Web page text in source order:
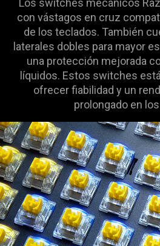
Los switches mecánicos
con vástagos en cruz
de los teclados. También
laterales dobles para mayor
una protección mejorada
líquidos. Estos switches
ofrecer fiabilidad y un
prolongado en